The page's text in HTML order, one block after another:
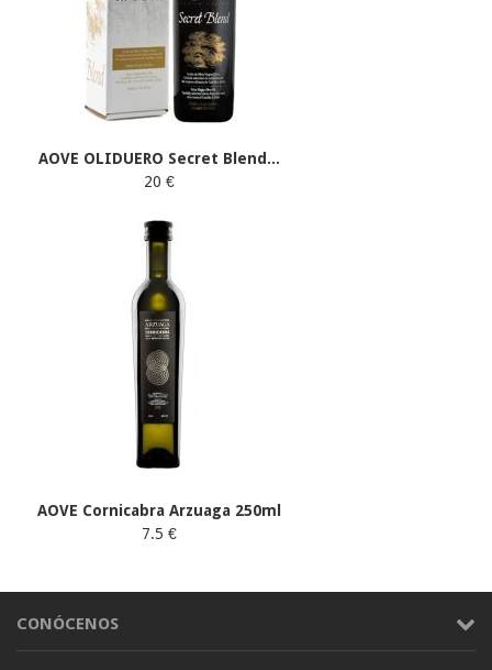
AOVE OLIDUERO Secret Blend...
20 €
AOVE Cornicabra Arzuaga 250ml
7.5 €
CONÓCENOS